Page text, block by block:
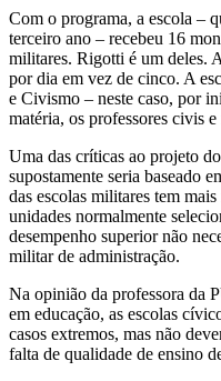
Com o programa, a escola –
terceiro ano – recebeu 16
militares. Rigotti é um deles.
por dia em vez de cinco. A
e Civismo – neste caso, por
matéria, os professores civis
Uma das críticas ao projeto
supostamente seria baseado
das escolas militares tem
unidades normalmente
desempenho superior não
militar de administração.
Na opinião da professora da
em educação, as escolas
casos extremos, mas não
falta de qualidade de ensino